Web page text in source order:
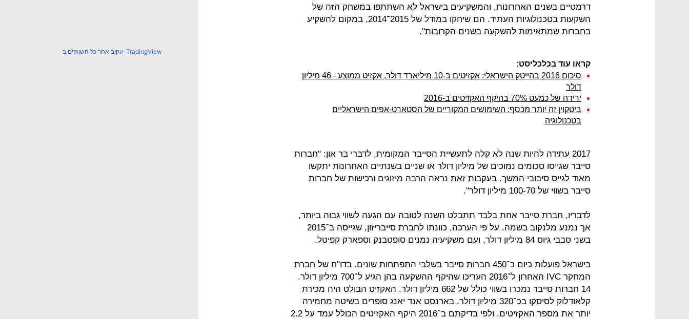
דרמטיים בשנים האחרונות, והמשקיעים בישראל לא השתתפו במשחק הזה של
השקעות בטכנולוגיות העתיד. הם שיחקו במודל של 2015־2014, במקום להשקיע
בחברות שמתאימות להשקעה בשנים הקרובות".
קראו עוד בכלכליסט:
סיכום 2016 בהייטק הישראלי: אקזיטים ב-10 מיליארד דולר, אקזיט ממוצע - 46 מיליון
דולר
ירידה של כמעט 70% בהיקף האקזיטים ב-2016
ביטקוין זה יותר מכסף: השימושים המקוריים של הסטארט-אפים הישראליים
בטכנולוגיה
2017 עתידה להיות שנה לא קלה לתעשיית הסייבר המקומית, לדברי בר און: "חברות
סייבר שגייסו סכומים נמוכים של מיליון דולר או שניים בשנתיים האחרונות יתקשו
מאוד לגייס סיבובי המשך. בעקבות זאת נראה הרבה מיזוגים ורכישות של חברות
סייבר בשווי של 100-70 מיליון דולר".
לדבריו, חברת סייבר אחת בלבד תתבלט השנה לטובה עם הגעה לשווי גבוה ביותר,
אך נמנע מלנקוב בשמה. על פי הערכה, כוונתו לחברת סייבריזון, שגייסה ב־2015
בשני סבבי גיוס 84 מיליון דולר, ועם משקיעיה נמנים סופטבנק וספארק קפיטל.
בישראל פועלות כיום כ־450 חברות סייבר בשלבי התפתחות שונים. בדו"ח של חברת
המחקר IVC האחרון ל־2016 העריכו שהיקף ההשקעה בהן הגיע ל־700 מיליון דולר.
14 חברות סייבר נמכרו בשווי כולל של 662 מיליון דולר. האקזיט הבולט היה מכירת
קלאודלוק לסיסקו בכ־320 מיליון דולר. בארנסט אנד יאנג סופרים בשיטה מחמירה
יותר את מספר האקזיטים, ולפי בדיקתם ב־2016 היקף האקזיטים הכולל עמד על 2.2
עקוב אחר כל השווקים ב-TradingView